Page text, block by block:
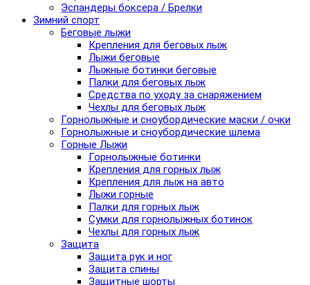
Эспандеры боксера / Брелки
Зимний спорт
Беговые лыжи
Крепления для беговых лыж
Лыжи беговые
Лыжные ботинки беговые
Палки для беговых лыж
Средства по уходу за снаряжением
Чехлы для беговых лыж
Горнолыжные и сноубордические маски / очки
Горнолыжные и сноубордические шлема
Горные Лыжи
Горнолыжные ботинки
Крепления для горных лыж
Крепления для лыж на авто
Лыжи горные
Палки для горных лыж
Сумки для горнолыжных ботинок
Чехлы для горных лыж
Защита
Защита рук и ног
Защита спины
Защитные шорты